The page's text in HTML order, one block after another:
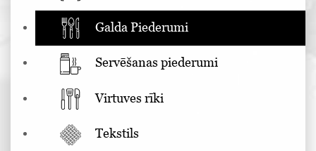
Galda Piederumi
Servēšanas piederumi
Virtuves rīki
Tekstils